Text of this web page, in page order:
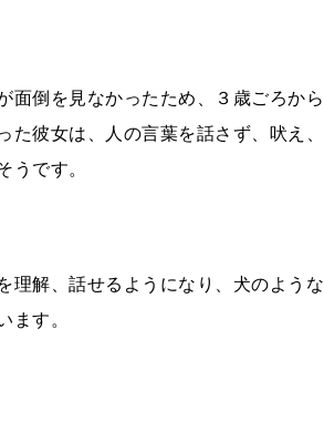
面倒を見なかったため、３歳ごろから
彼女は、人の言葉を話さず、吠え、
うです。
理解、話せるようになり、犬のような
ます。